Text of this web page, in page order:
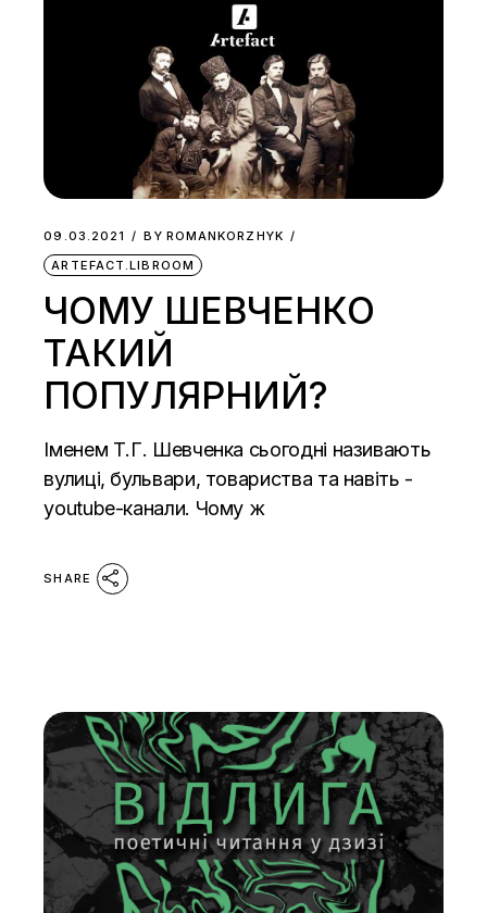
09.03.2021 BY ROMANKORZHYK
ARTEFACT.LIBROOM
ЧОМУ ШЕВЧЕНКО
ТАКИЙ
ПОПУЛЯРНИЙ?
Іменем Т.Г. Шевченка сьогодні називають
вулиці, бульвари, товариства та навіть -
youtube-канали. Чому ж
SHARE